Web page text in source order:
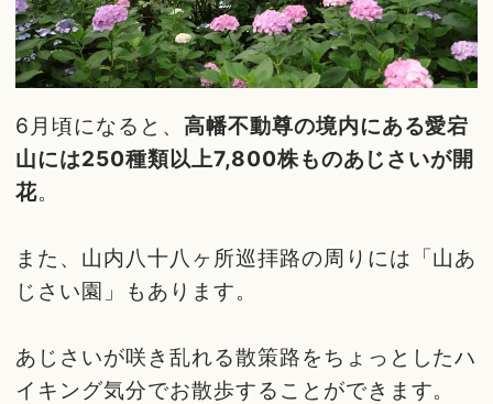
6月頃になると、 高幡不動尊の境内にある愛宕
山には250種類以上7,800株ものあじさいが開
花。
また、山内八十八ヶ所巡拝路の周りには「山あ
じさい園」もあります。
あじさいが咲き乱れる散策路をちょっとしたハ
イキング気分でお散歩することができます。